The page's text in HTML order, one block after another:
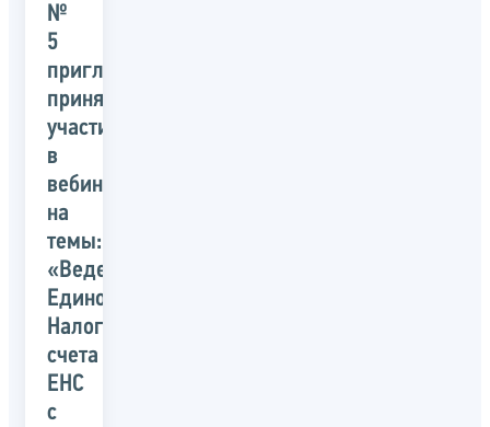
№
5
приглашает
принять
участие
в
вебинаре
на
темы:
«Ведение
Единого
Налогового
счета
ЕНС
с